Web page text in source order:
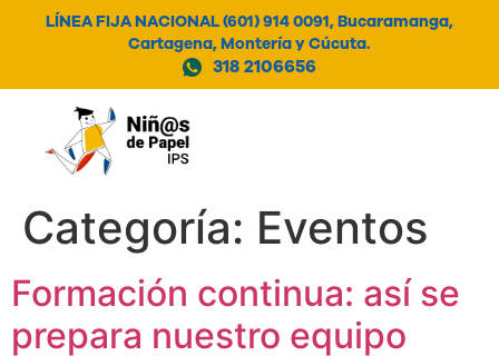
LÍNEA FIJA NACIONAL (601) 914 0091, Bucaramanga,
Cartagena, Montería y Cúcuta.
318 2106656
Categoría: Eventos
Formación continua: así se
prepara nuestro equipo